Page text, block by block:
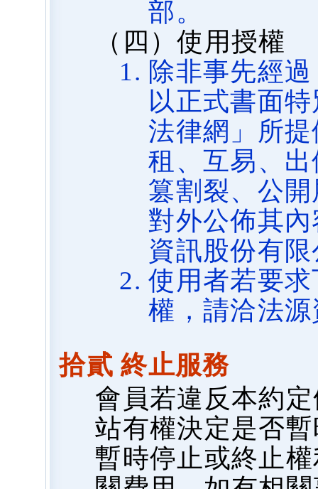
部。
（四）使用授權
除非事先經
以正式書面
法律網」所
租、互易、
篡割裂、公
對外公佈其
資訊股份有
使用者若要
權，請洽法
拾貳 終止服務
會員若違反本約
站有權決定是否
暫時停止或終止